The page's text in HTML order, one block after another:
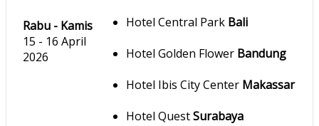
Hotel Central Park Bali
Hotel Golden Flower Bandung
Hotel Ibis City Center Makassar
Hotel QuestSurabaya
Rabu - Kamis
15 - 16 April
2026